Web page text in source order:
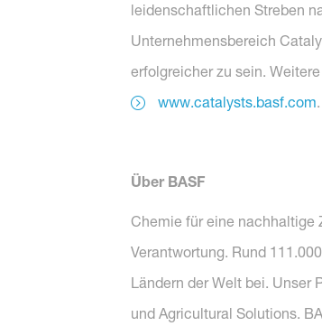
leidenschaftlichen Streben
Unternehmensbereich
erfolgreicher zu sein.
www.catalysts.basf.com.
Über BASF
Chemie für eine nachhaltige
Verantwortung. Rund
Ländern der Welt bei. Unser
und Agricultural Solutions.